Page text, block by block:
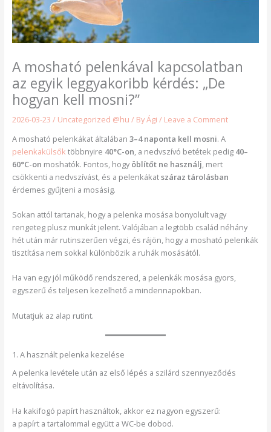
A mosható pelenkával kapcsolatban
az egyik leggyakoribb kérdés: „De
hogyan kell mosni?”
2026-03-23 / Uncategorized @hu / ByÁgi / Leave a Comment
A mosható pelenkákat általában 3–4 naponta kell mosni. A
pelenkakülsők többnyire 40°C-on , a nedvszívó betétek pedig 40–
60°C-on moshatók. Fontos, hogyöblítőt ne használj , mert
csökkenti a nedvszívást, és a pelenkákatszáraz tárolásban
érdemes gyűjteni a mosásig.
Sokan attól tartanak, hogy a pelenka mosása bonyolult vagy
rengeteg plusz munkát jelent. Valójában a legtöbb család néhány
hét után már rutinszerűen végzi, és rájön, hogy a mosható pelenkák
tisztítása nem sokkal különbözik a ruhák mosásától.
Ha van egy jól működő rendszered, a pelenkák mosása gyors,
egyszerű és teljesen kezelhető a mindennapokban.
Mutatjuk az alap rutint.
1. A használt pelenka kezelése
A pelenka levétele után az első lépés a szilárd szennyeződés
eltávolítása.
Ha kakifogó papírt használtok, akkor ez nagyon egyszerű:
a papírt a tartalommal együtt a WC-be dobod.